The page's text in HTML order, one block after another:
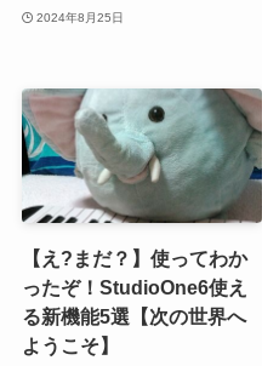
2024年8月25日
【え?まだ？】使ってわか
ったぞ！StudioOne6使え
る新機能5選【次の世界へ
ようこそ】